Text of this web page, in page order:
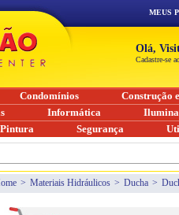
> Materiais Hidráulicos > Ducha >
MEUS
Olá,
Cadastre-se
Condomínios
Construção
Informática
Pintura Segurança